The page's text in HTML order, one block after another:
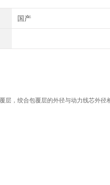
国产
，绞合包覆层的外径与动力线芯外径